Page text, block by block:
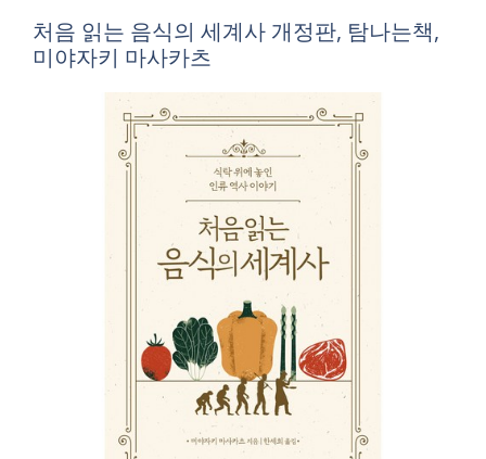
처음 읽는 음식의 세계사 개정판, 탐나는책,
미야자키 마사카츠